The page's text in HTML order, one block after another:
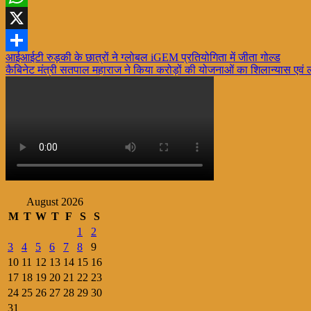
WhatsApp
X
Share
Post
navigation
आईआईटी रुड़की के छात्रों ने ग्लोबल iGEM प्रतियोगिता में जीता गोल्ड
कैबिनेट मंत्री सतपाल महाराज ने किया करोड़ों की योजनाओं का शिलान्यास एवं
August 2026
M T W T F S
S
1
2
3
4 5 6 7 8
9
10 11 12 13 14 15 16
17 18 19 20 21 22 23
24 25 26 27 28 29 30
31